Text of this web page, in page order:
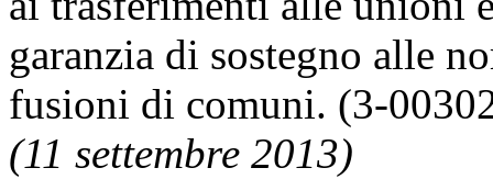
garanzia di sostegno alle
fusioni di comuni. (3-
(11 settembre 2013)